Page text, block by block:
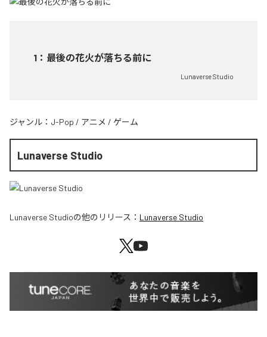
1 ： 最後の花火が落ちる前に
Lunaverse Studio
ジャンル： J-Pop / アニメ / ゲーム
Lunaverse Studio
Lunaverse Studioの他のリリース： Lunaverse Studio